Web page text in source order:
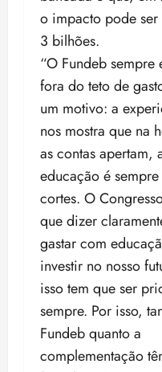
o impacto pode ser
3 bilhões.
“O Fundeb sempre
fora do teto de
um motivo: a
nos mostra que na
as contas apertam,
educação é
cortes. O
que dizer
gastar com
investir no nosso
isso tem que ser
sempre. Por isso,
Fundeb quanto a
complementação